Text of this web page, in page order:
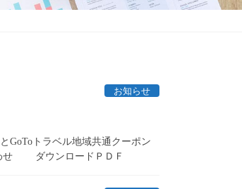
お知らせ
GoToトラベル地域共通クーポン
わせ ダウンロードＰＤＦ